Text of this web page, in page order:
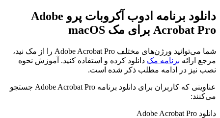
دانلود برنامه ادوب آکروبات پرو Adobe
Acrobat Pro برای مک macOS
شما می‌توانید ورژن‌های مختلف Adobe Acrobat Pro را از مک نید،
مرجع ارائه برنامه مک دانلود کرده و استفاده کنید. آموزش نحوه
نصب نیز در ادامه مطلب ذکر شده است.
عناوینی که کاربران برای دانلود برنامه Adobe Acrobat Pro جستجو
می‌کنند:
دانلود Adobe Acrobat Pro